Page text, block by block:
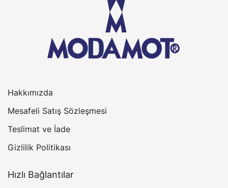
Hakkımızda
Mesafeli Satış Sözleşmesi
Teslimat ve İade
Gizlilik Politikası
Hızlı Bağlantılar